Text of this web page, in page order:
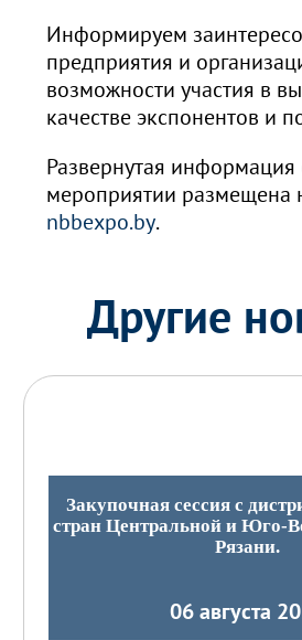
Информируем
предприятия и
возможности участия в
качестве экспонентов и
Развернутая информация
мероприятии размещена
nbbexpo.by.
Другие
Закупочная сессия с
стран Центральной и Юго-
Рязани.
06 августа